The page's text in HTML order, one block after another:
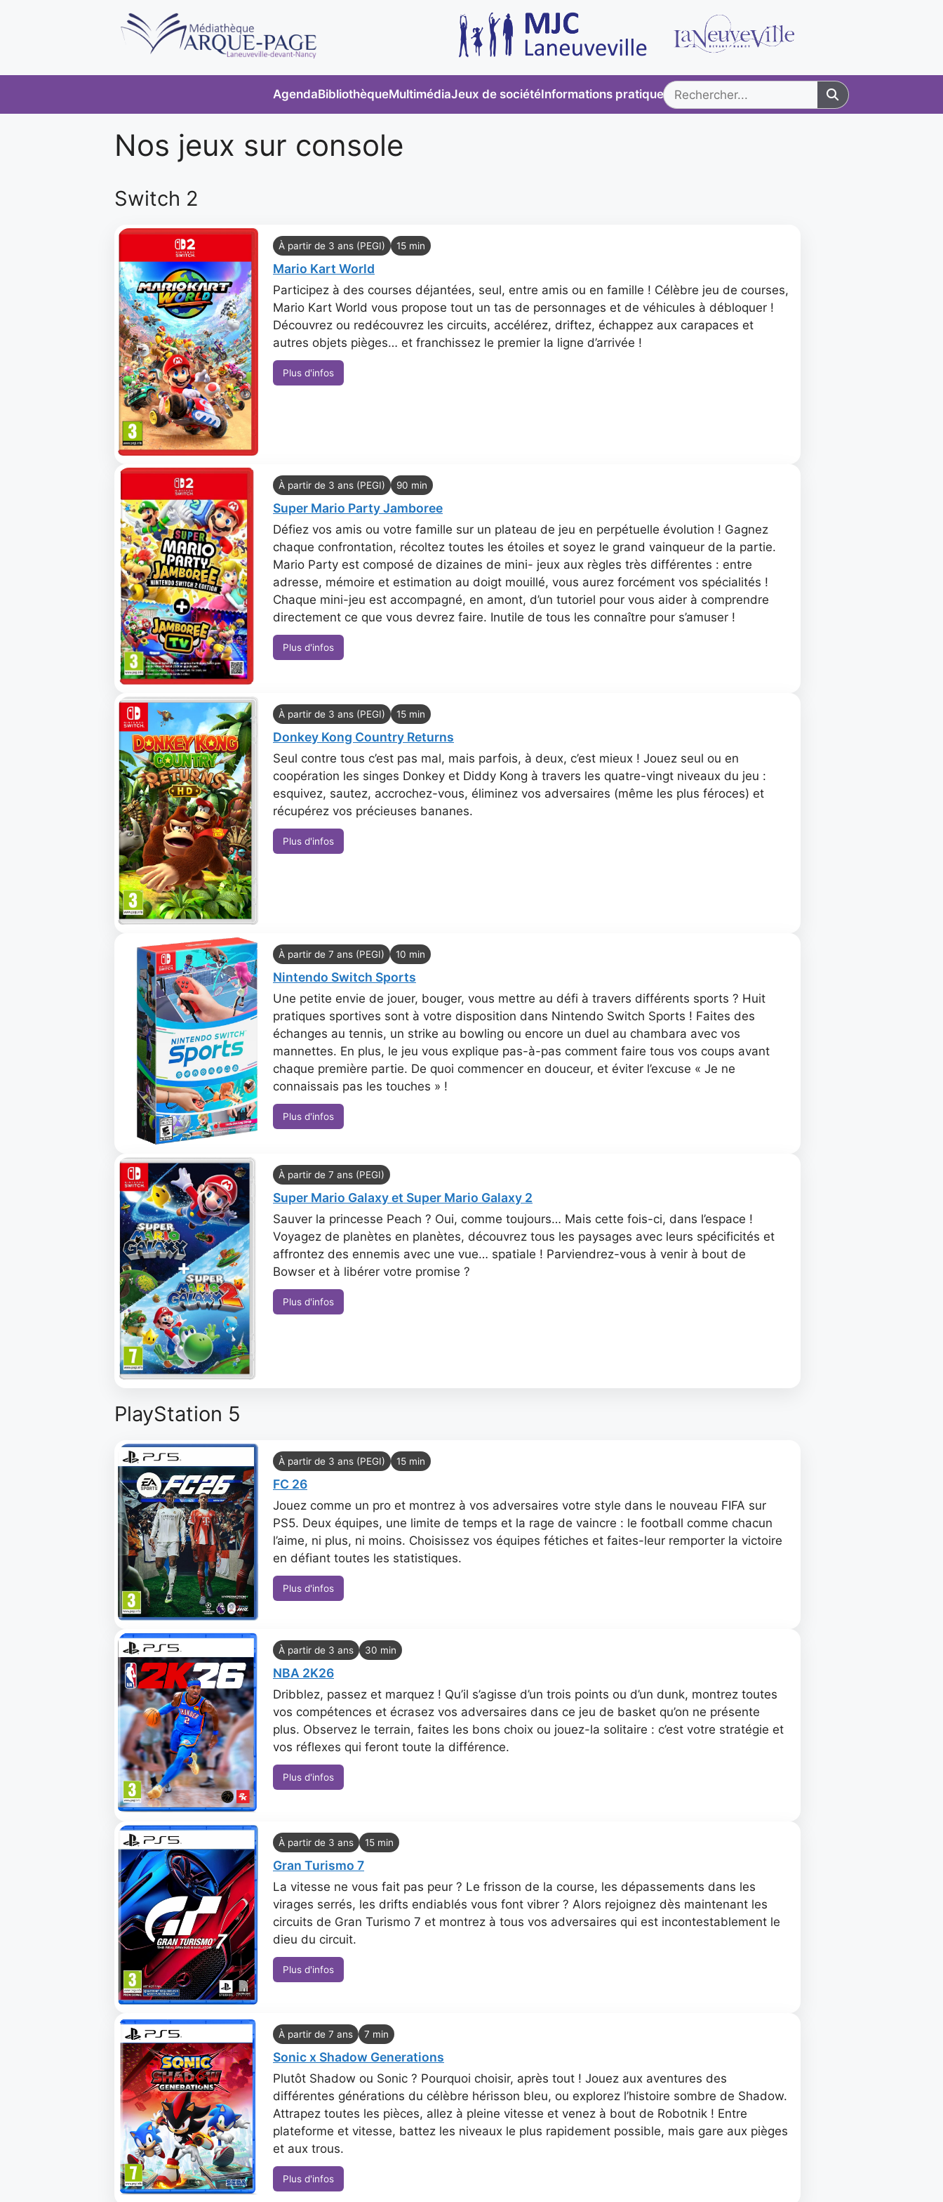
AgendaBibliothèqueMultimédiaJeux de sociétéInformations pratiques
Nos jeux sur console
Switch 2
À partir de 3 ans (PEGI) 15 min
Mario Kart World
Participez à des courses déjantées, seul, entre amis ou en famille ! Célèbre jeu de courses,
Mario Kart World vous propose tout un tas de personnages et de véhicules à débloquer !
Découvrez ou redécouvrez les circuits, accélérez, driftez, échappez aux carapaces et
autres objets pièges… et franchissez le premier la ligne d’arrivée !
Plus d'infos
À partir de 3 ans (PEGI) 90 min
Super Mario Party Jamboree
Défiez vos amis ou votre famille sur un plateau de jeu en perpétuelle évolution ! Gagnez
chaque confrontation, récoltez toutes les étoiles et soyez le grand vainqueur de la partie.
Mario Party est composé de dizaines de mini- jeux aux règles très différentes : entre
adresse, mémoire et estimation au doigt mouillé, vous aurez forcément vos spécialités !
Chaque mini-jeu est accompagné, en amont, d’un tutoriel pour vous aider à comprendre
directement ce que vous devrez faire. Inutile de tous les connaître pour s’amuser !
Plus d'infos
À partir de 3 ans (PEGI) 15 min
Donkey Kong Country Returns
Seul contre tous c’est pas mal, mais parfois, à deux, c’est mieux ! Jouez seul ou en
coopération les singes Donkey et Diddy Kong à travers les quatre-vingt niveaux du jeu :
esquivez, sautez, accrochez-vous, éliminez vos adversaires (même les plus féroces) et
récupérez vos précieuses bananes.
Plus d'infos
À partir de 7 ans (PEGI) 10 min
Nintendo Switch Sports
Une petite envie de jouer, bouger, vous mettre au défi à travers différents sports ? Huit
pratiques sportives sont à votre disposition dans Nintendo Switch Sports ! Faites des
échanges au tennis, un strike au bowling ou encore un duel au chambara avec vos
mannettes. En plus, le jeu vous explique pas-à-pas comment faire tous vos coups avant
chaque première partie. De quoi commencer en douceur, et éviter l’excuse « Je ne
connaissais pas les touches » !
Plus d'infos
À partir de 7 ans (PEGI)
Super Mario Galaxy et Super Mario Galaxy 2
Sauver la princesse Peach ? Oui, comme toujours… Mais cette fois-ci, dans l’espace !
Voyagez de planètes en planètes, découvrez tous les paysages avec leurs spécificités et
affrontez des ennemis avec une vue… spatiale ! Parviendrez-vous à venir à bout de
Bowser et à libérer votre promise ?
Plus d'infos
PlayStation 5
À partir de 3 ans (PEGI) 15 min
FC 26
Jouez comme un pro et montrez à vos adversaires votre style dans le nouveau FIFA sur
PS5. Deux équipes, une limite de temps et la rage de vaincre : le football comme chacun
l’aime, ni plus, ni moins. Choisissez vos équipes fétiches et faites-leur remporter la victoire
en défiant toutes les statistiques.
Plus d'infos
À partir de 3 ans 30 min
NBA 2K26
Dribblez, passez et marquez ! Qu’il s’agisse d’un trois points ou d’un dunk, montrez toutes
vos compétences et écrasez vos adversaires dans ce jeu de basket qu’on ne présente
plus. Observez le terrain, faites les bons choix ou jouez-la solitaire : c’est votre stratégie et
vos réflexes qui feront toute la différence.
Plus d'infos
À partir de 3 ans 15 min
Gran Turismo 7
La vitesse ne vous fait pas peur ? Le frisson de la course, les dépassements dans les
virages serrés, les drifts endiablés vous font vibrer ? Alors rejoignez dès maintenant les
circuits de Gran Turismo 7 et montrez à tous vos adversaires qui est incontestablement le
dieu du circuit.
Plus d'infos
À partir de 7 ans 7 min
Sonic x Shadow Generations
Plutôt Shadow ou Sonic ? Pourquoi choisir, après tout ! Jouez aux aventures des
différentes générations du célèbre hérisson bleu, ou explorez l’histoire sombre de Shadow.
Attrapez toutes les pièces, allez à pleine vitesse et venez à bout de Robotnik ! Entre
plateforme et vitesse, battez les niveaux le plus rapidement possible, mais gare aux pièges
et aux trous.
Plus d'infos